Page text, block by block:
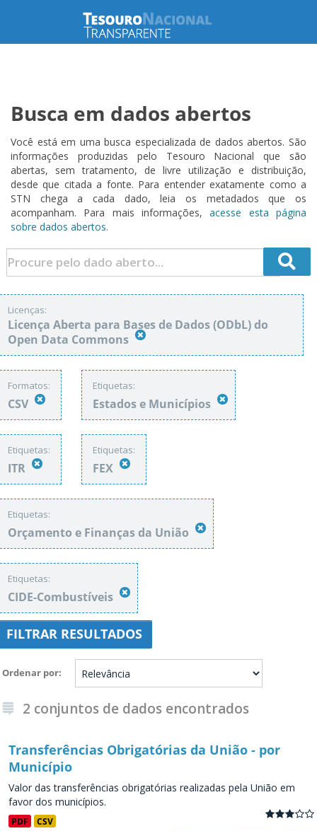
Busca em dados abertos
Você está em uma busca especializada de dados abertos. São
informações produzidas pelo Tesouro Nacional que são
abertas, sem tratamento, de livre utilização e distribuição,
desde que citada a fonte. Para entender exatamente como a
STN chega a cada dado, leia os metadados que os
acompanham. Para mais informações,acesse esta página
sobre dados abertos.
Licenças:
Licença Aberta para Bases de Dados (ODbL) do
Open Data Commons
Formatos:
CSV
Etiquetas:
Estados e Municípios
Etiquetas:
ITR
Etiquetas:
FEX
Etiquetas:
Orçamento e Finanças da União
Etiquetas:
CIDE-Combustíveis
FILTRAR RESULTADOS
Ordenar por
2 conjuntos de dados encontrados
Transferências Obrigatórias da União - por
Município
Valor das transferências obrigatórias realizadas pela União em
favor dos municípios.
PDF CSV